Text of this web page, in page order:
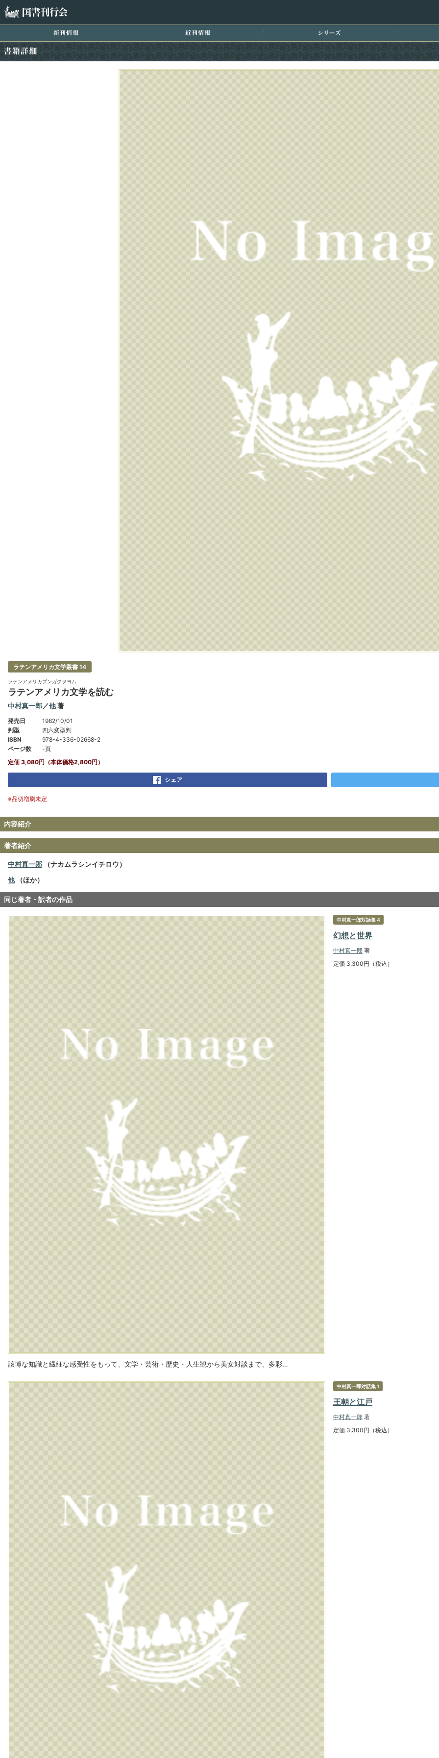
新刊情報
ラテンアメリカ文学叢書 14
ラテンアメリカブンガクヲヨム
ラテンアメリカ文学を読む
中村真一郎／他著
発売日
1982/10/01
判型
四六変型判
ISBN
978-4-336-02668-2
ページ数
-頁
定価 3,080円（本体価格2,800円）
シェア
※品切増刷未定
内容紹介
著者紹介
中村真一郎 （ナカムラシンイチロウ）
他（ほか）
同じ著者・訳者の作品
中村真一郎対話集 4
幻想と世界
中村真一郎 著
定価 3,300円（税込）
該博な知識と繊細な感受性をもって、文学・芸術・歴史・人生観から美女対談まで、多彩…
中村真一郎対話集 1
王朝と江戸
中村真一郎 著
定価 3,300円（税込）